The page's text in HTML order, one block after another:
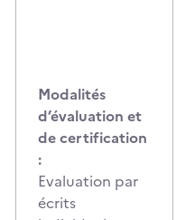
Modalités
d’évaluation et
de certification
:
Evaluation par
écrits